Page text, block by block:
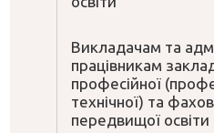
Викладачам та
працівникам
професійної
технічної) та
передвищої освіти